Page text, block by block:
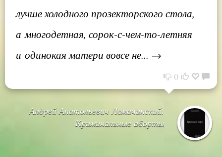
лучше холодного прозекторского стола,
а многодетная, сорок-с-чем-то-летняя
и одинокая матери вовсе не... →
0
Андрей Анатольевич Ломачинский.
Криминальные аборты